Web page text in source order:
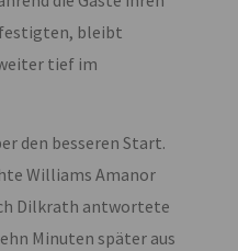
bleibt
tief im
den besseren Start.
Williams Amanor
Dilkrath antwortete
Minuten später aus